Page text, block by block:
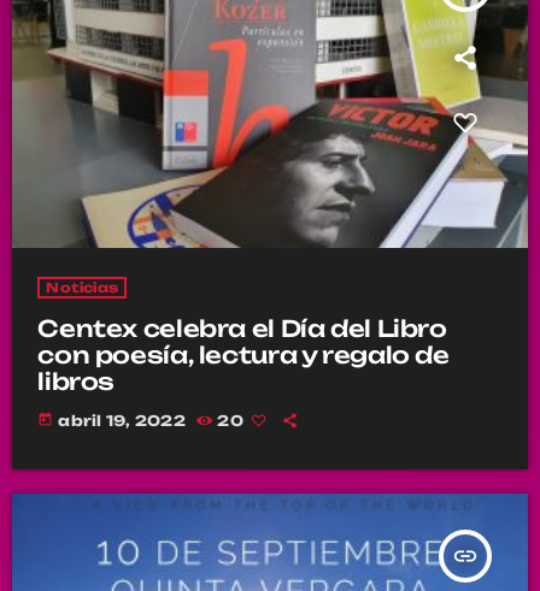
Noticias
Centex celebra el Día del Libro
con poesía, lectura y regalo de
libros
today abril 19, 2022 20
insert_link